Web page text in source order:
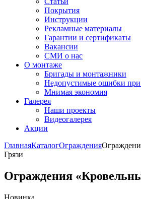
Покрытия
Инструкции
Рекламные материалы
Гарантии и сертификаты
Вакансии
СМИ о нас
О монтаже
Бригады и монтажники
Недопустимые ошибки
Мнимая экономия
Галерея
Наши проекты
Видеогалерея
Акции
ГлавнаяКаталогОграждения
Грязи
Ограждения
Новинка